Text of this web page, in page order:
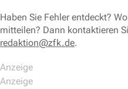
Haben Sie Fehler entdeckt?
mitteilen? Dann kontaktieren
redaktion@zfk.de.